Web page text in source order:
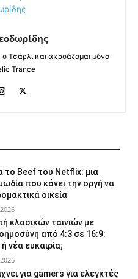
Τσάρλι και ακροάζομαι μόνο
Trance
το Beef του Netflix: μια
που κάνει την οργή να
οικεία
κλασικών ταινιών με
από 4:3 σε 16:9:
νέα ευκαιρία;
για gamers για ελεγκτές